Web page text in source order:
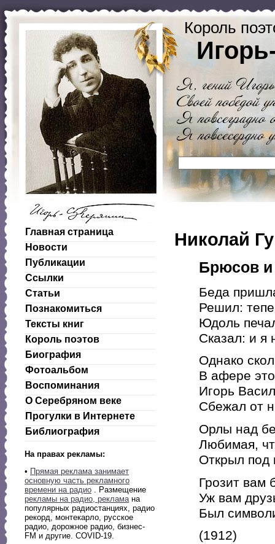
Король
Главная страница
Новости
Публикации
Ссылки
Статьи
Познакомиться
Тексты книг
Король поэтов
Биография
Фотоальбом
Воспоминания
О Серебряном веке
Прогулки в Интернете
Библиография
На правах рекламы:
• Прямая реклама занимает
основную часть рекламного
времени на радио . Размещение
рекламы на радио, рекламана
популярных радиостанциях, радио
рекорд, монтекарло, русское
радио, дорожное радио, бизнес-
FM и другие. COVID-19.
Николай
Брюсов и
Беда
Решил:
Юдоль
Сказал: и я
Однако
В афере
Игорь
Сбежал от
Орлы над
Любимая,
Открыл под
Грозит вам
Уж вам
Был
(1912)